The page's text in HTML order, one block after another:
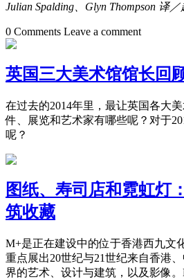
Julian Spalding、Glyn Thompson 译
0 Comments Leave a comment
英国三大美术馆馆长回
在过去的2014年里，最让英国各大
件、展览和艺术家有哪些呢？对于
呢？
图纸、寿司店和霓虹灯
筑收藏
M+是正在建设中的位于香港西九文
重点展出20世纪与21世纪来自香港
界的艺术、设计与建筑，以及影像。